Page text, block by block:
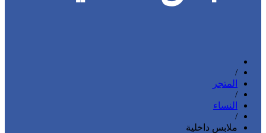
/
المتجر
/
النساء
/
ملابس داخلية